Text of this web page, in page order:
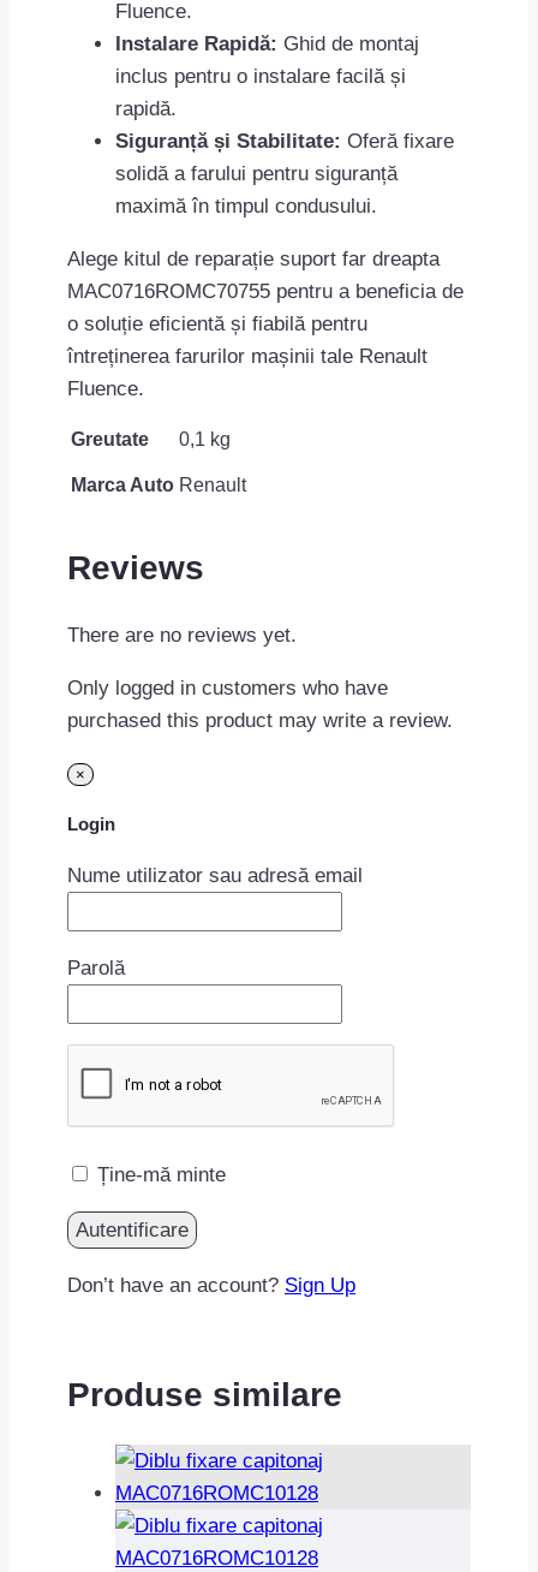
Fluence.
Instalare Rapidă: Ghid de montaj
inclus pentru o instalare facilă și
rapidă.
Siguranță și Stabilitate: Oferă fixare
solidă a farului pentru siguranță
maximă în timpul condusului.
Alege kitul de reparație suport far dreapta
MAC0716ROMC70755 pentru a beneficia de
o soluție eficientă și fiabilă pentru
întreținerea farurilor mașinii tale Renault
Fluence.
Greutate 0,1 kg
Marca Auto Renault
Reviews
There are no reviews yet.
Only logged in customers who have
purchased this product may write a review.
×
Login
Nume utilizator sau adresă email
Parolă
Ține-mă minte
Don’t have an account? Sign Up
Produse similare